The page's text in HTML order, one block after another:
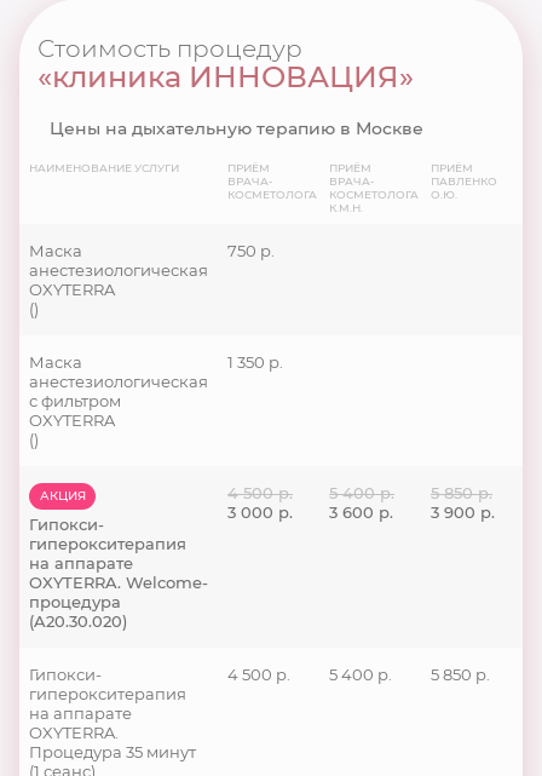
Стоимость процедур
«клиника ИННОВАЦИЯ»
Цены на дыхательную терапию в Москве
НАИМЕНОВАНИЕ УСЛУГИ
ПРИЁМ
ВРАЧА-
КОСМЕТОЛОГА
ПРИЁМ
ВРАЧА-
КОСМЕТОЛОГА
К.М.Н.
ПРИЁМ
ПАВЛЕНКО
О.Ю.
Маска
анестезиологическая
OXYTERRA
()
750 р.
Маска
анестезиологическая
с фильтром
OXYTERRA
()
1 350 р.
АКЦИЯ
Гипокси-
гиперокситерапия
на аппарате
OXYTERRA. Welcome-
процедура
(A20.30.020)
4 500 р.
3 000 р.
5 400 р.
3 600 р.
5 850 р.
3 900 р.
Гипокси-
гиперокситерапия
на аппарате
OXYTERRA.
Процедура 35 минут
(1 сеанс)
4 500 р. 5 400 р. 5 850 р.